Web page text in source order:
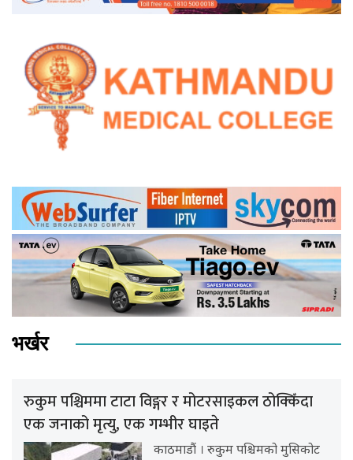
भर्खर
रुकुम पश्चिममा टाटा विङ्गर र मोटरसाइकल ठोक्किँदा
एक जनाको मृत्यु, एक गम्भीर घाइते
काठमाडौं । रुकुम पश्चिमको मुसिकोट